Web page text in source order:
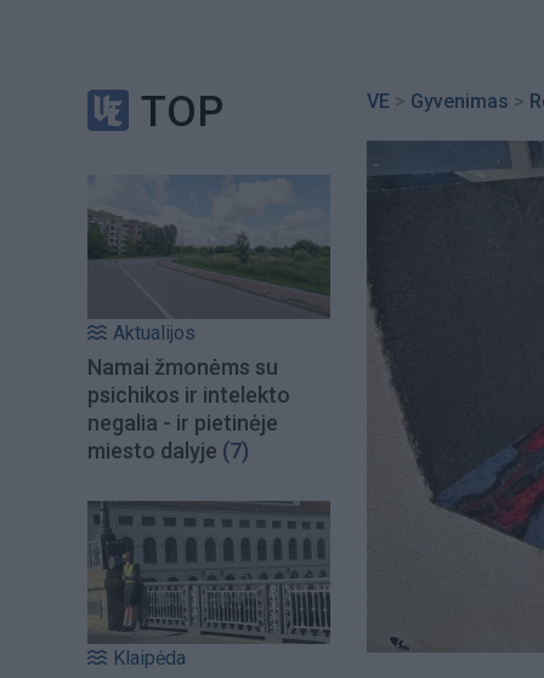
TOP
Aktualijos
Namai žmonėms su
psichikos ir intelekto
negalia - ir pietinėje
miesto dalyje (7)
Klaipėda
VE > Gyvenimas >